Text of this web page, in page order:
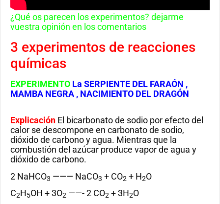
¿Qué os parecen los experimentos? dejarme
vuestra opinión en los comentarios
3 experimentos de reacciones
químicas
EXPERIMENTO La SERPIENTE DEL FARAÓN ,
MAMBA NEGRA , NACIMIENTO DEL DRAGÓN
Explicación El bicarbonato de sodio por efecto del
calor se descompone en carbonato de sodio,
dióxido de carbono y agua. Mientras que la
combustión del azúcar produce vapor de agua y
dióxido de carbono.
2 NaHCO3 ——— NaCO3 + CO2 + H2O
C2H5OH + 3O2 ——- 2 CO2 + 3H2O